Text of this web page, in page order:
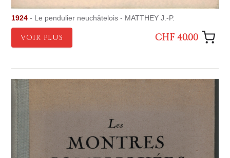
1924 - Le pendulier neuchâtelois - MATTHEY J.-P.
VOIR PLUS CHF 40.00